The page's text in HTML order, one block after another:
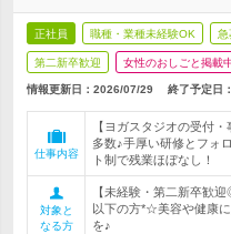
正社員 職種・業種未経験OK 急
第二新卒歓迎 女性のおしごと掲載
情報更新日：2026/07/29 終了予定日：
仕事内容
【ヨガスタジオの受付
多数♪手厚い研修とフォ
ト制で残業ほぼなし！
対象と
なる方
【未経験・第二新卒歓
以下の方*☆美容や健康
を♪